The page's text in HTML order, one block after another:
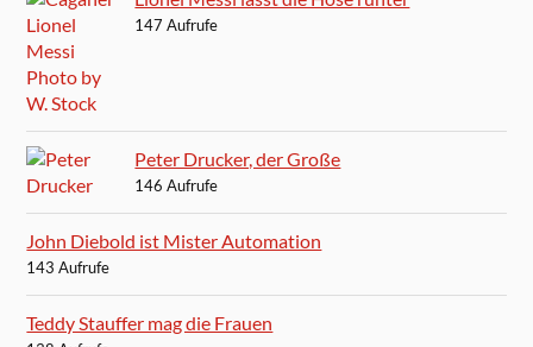
147 Aufrufe
Peter Drucker, der Große
146 Aufrufe
John Diebold ist Mister Automation
143 Aufrufe
Teddy Stauffer mag die Frauen